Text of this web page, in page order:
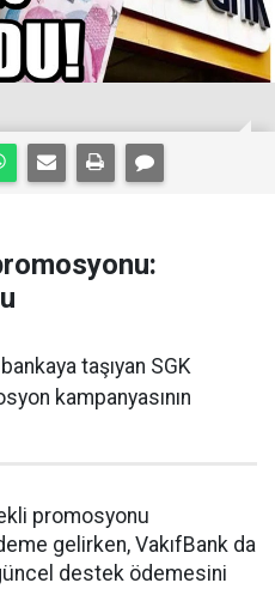
taşıyan SGK
kampanyasının
promosyonu
gelirken, VakıfBank da
destek ödemesini